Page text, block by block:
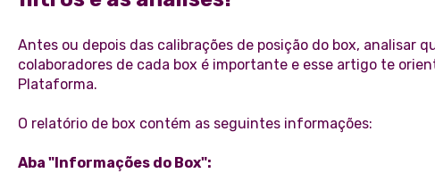
Antes ou depois das calibrações de posição do box, analisar
colaboradores de cada box é importante e esse artigo te
Plataforma.
O relatório de box contém as seguintes informações:
Aba "Informações do Box":